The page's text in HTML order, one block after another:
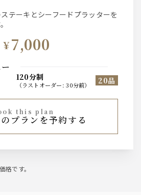
テーキとシーフードプラッターを
¥7,000
ー
120分制
（ ラストオーダー:30分前） 20品
ール
ル
this plan
このプランを予約する
格です。